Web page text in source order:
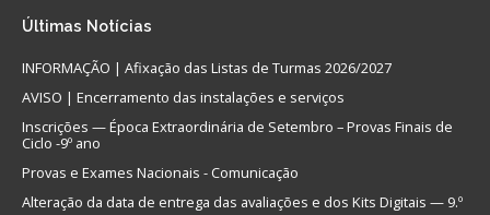
Últimas Notícias
INFORMAÇÃO | Afixação das Listas de Turmas 2026/2027
AVISO | Encerramento das instalações e serviços
Inscrições — Época Extraordinária de Setembro – Provas Finais de
Ciclo -9º ano
Provas e Exames Nacionais - Comunicação
Alteração da data de entrega das avaliações e dos Kits Digitais — 9.º